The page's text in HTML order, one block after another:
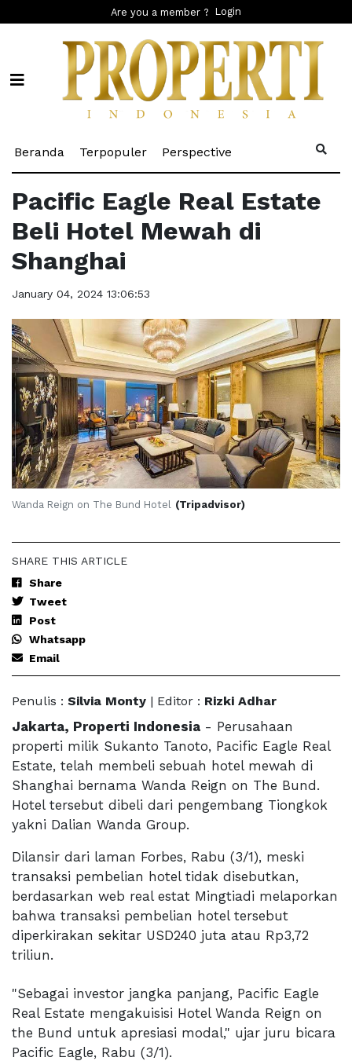
Are you a member ? Login
Beranda (current)
Terpopuler(current)
Perspective
Pacific Eagle Real Estate
Beli Hotel Mewah di
Shanghai
January 04, 2024 13:06:53
Wanda Reign on The Bund Hotel (Tripadvisor)
SHARE THIS ARTICLE
Share
Tweet
Post
Whatsapp
Email
Penulis : Silvia Monty | Editor : Rizki Adhar
Jakarta, Properti Indonesia - Perusahaan
properti milik Sukanto Tanoto, Pacific Eagle Real
Estate, telah membeli sebuah hotel mewah di
Shanghai bernama Wanda Reign on The Bund.
Hotel tersebut dibeli dari pengembang Tiongkok
yakni Dalian Wanda Group.
Dilansir dari laman Forbes, Rabu (3/1), meski
transaksi pembelian hotel tidak disebutkan,
berdasarkan web real estat Mingtiadi melaporkan
bahwa transaksi pembelian hotel tersebut
diperkirakan sekitar USD240 juta atau Rp3,72
triliun.
"Sebagai investor jangka panjang, Pacific Eagle
Real Estate mengakuisisi Hotel Wanda Reign on
the Bund untuk apresiasi modal," ujar juru bicara
Pacific Eagle, Rabu (3/1).